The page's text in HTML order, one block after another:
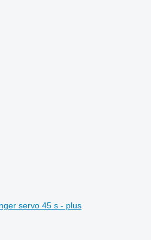
servo 45 s - plus